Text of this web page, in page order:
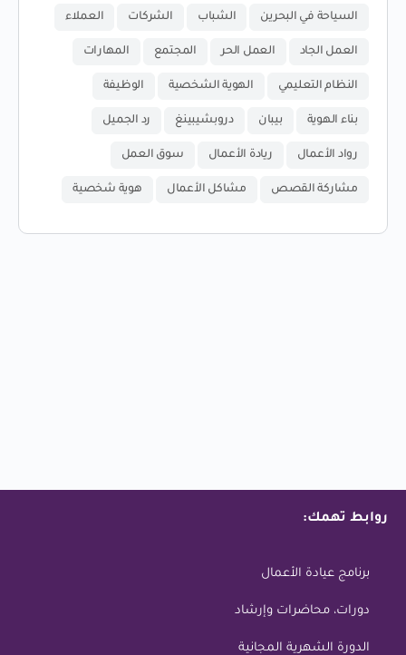
السياحة في البحرين الشباب الشركات العملاء
العمل الجاد العمل الحر المجتمع المهارات
النظام التعليمي الهوية الشخصية الوظيفة
بناء الهوية بيبان دروبشيبينغ رد الجميل
رواد الأعمال ريادة الأعمال سوق العمل
مشاركة القصص مشاكل الأعمال هوية شخصية
روابط تهمك:
برنامج عيادة الأعمال
دورات، محاضرات وإرشاد
الدورة الشهرية المجانية